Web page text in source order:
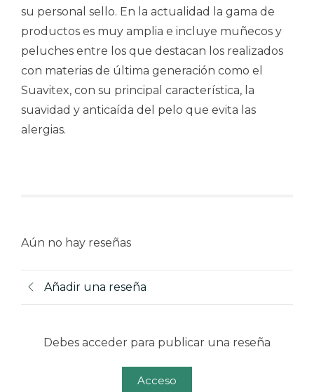
su personal sello. En la actualidad la gama de
productos es muy amplia e incluye muñecos y
peluches entre los que destacan los realizados
con materias de última generación como el
Suavitex, con su principal característica, la
suavidad y anticaída del pelo que evita las
alergias.
Aún no hay reseñas
Añadir una reseña
Debes acceder para publicar una reseña
Acceso